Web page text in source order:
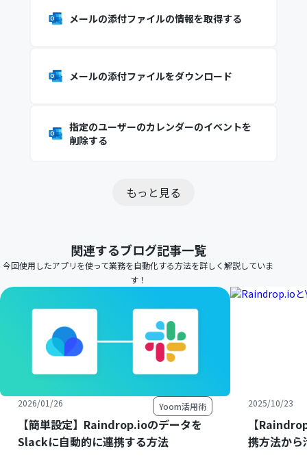
メールの添付ファイルの情報を取得する
メールの添付ファイルをダウンロード
指定のユーザーのカレンダーのイベントを
削除する
もっと見る
関連するブログ記事一覧
今回使用したアプリを使って業務を自動化する方法を詳しく解説していま
す！
2026/01/26 Yoom活用術
【簡単設定】Raindrop.ioのデータを
Slackに自動的に連携する方法
2025/10/23
【
携方法から